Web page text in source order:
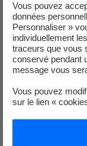
limite de
Le 27 juin 2025,
l'analyse
eaux pluviales
Le 8 juillet, les
mg/L. De
Flamanville 1&2
Vous pouvez
données
Personnaliser »
individuellement
traceurs que vous
conservé pendant
message vous
Vous pouvez
sur le lien «